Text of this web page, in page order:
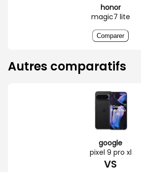
honor
magic7 lite
Comparer
Autres comparatifs
google
pixel 9 pro xl
VS